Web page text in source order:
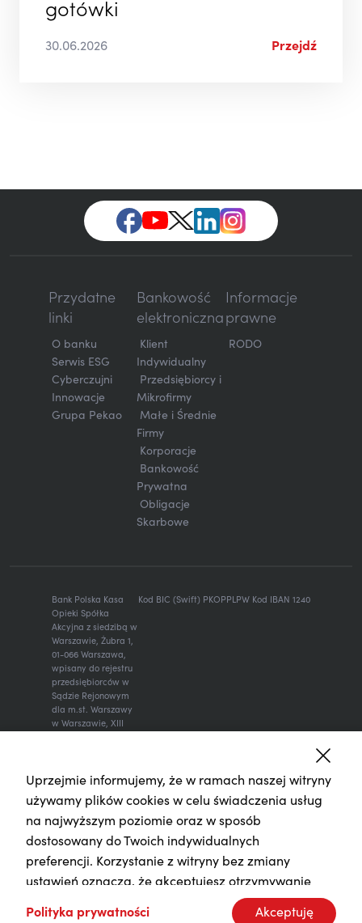
gotówki
30.06.2026 Przejdź
Przydatne
linki
O banku
Serwis ESG
Cyberczujni
Innowacje
Grupa Pekao
Bankowość
elektroniczna
Klient
Indywidualny
Przedsiębiorcy i
Mikrofirmy
Małe i Średnie
Firmy
Korporacje
Bankowość
Prywatna
Obligacje
Skarbowe
Informacje
prawne
RODO
Bank Polska Kasa
Opieki Spółka
Akcyjna z siedzibą w
Warszawie, Żubra 1,
01-066 Warszawa,
wpisany do rejestru
przedsiębiorców w
Sądzie Rejonowym
dla m.st. Warszawy
w Warszawie, XIII
Sądowego, KRS:
526-00-06-841,
REGON: 000010205,
wysokość kapitału
zakładowego i
kapitału
wpłaconego: 262
Kod BIC (Swift) PKOPPLPW Kod IBAN 1240
Uprzejmie informujemy, że w ramach naszej witryny
używamy plików cookies w celu świadczenia usług
na najwyższym poziomie oraz w sposób
dostosowany do Twoich indywidualnych
preferencji. Korzystanie z witryny bez zmiany
ustawień oznacza, że akceptujesz otrzymywanie
plików cookies. Zmiany ustawień dla plików cookies
Polityka prywatności Akceptuję